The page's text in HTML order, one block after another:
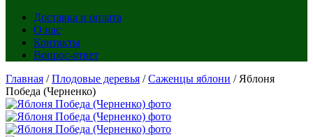
Доставка и оплата
О нас
Контакты
Вопрос-ответ
Главная /Плодовые деревья /Саженцы яблони / Яблоня
Победа (Черненко)